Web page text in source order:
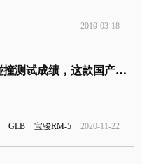
2019-03-18
2020中汽研碰撞测试成绩，这款国产车型评分最低
GLB 宝骏RM-5 2020-11-22